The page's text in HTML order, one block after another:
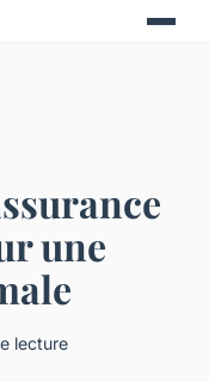
une
lecture